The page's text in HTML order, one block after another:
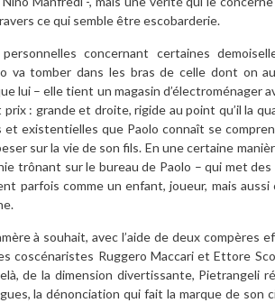
ce qui semble être escobarderie.
concernant certaines
va tomber dans les bras de celle dont on
lui – elle tient un magasin d’électroménager
: grande et droite, rigide au point qu’il la
existentielles que Paolo connaît se
sur la vie de son fils. En une certaine
trônant sur le bureau de Paolo – qui met
parfois comme un enfant, joueur, mais aussi
à souhait, avec l’aide de deux compères
coscénaristes Ruggero Maccari et Ettore
de la dimension divertissante, Pietrangeli
la dénonciation qui fait la marque de son